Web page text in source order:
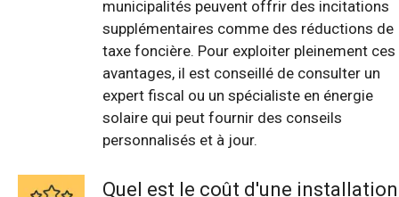
municipalités peuvent offrir des incitations
supplémentaires comme des réductions de
taxe foncière. Pour exploiter pleinement ces
avantages, il est conseillé de consulter un
expert fiscal ou un spécialiste en énergie
solaire qui peut fournir des conseils
personnalisés et à jour.
Quel est le coût d'une installation